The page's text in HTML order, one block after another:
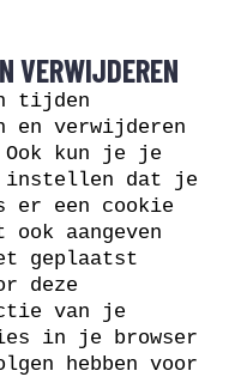
VERWIJDEREN
tijden
en verwijderen
kun je je
instellen dat je
er een cookie
aangeven
geplaatst
deze
van je
in je browser
hebben voor